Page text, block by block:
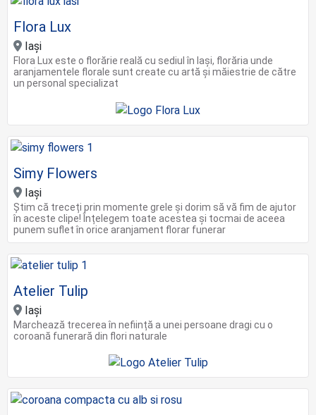
Flora Lux
Iaşi
Flora Lux este o florărie reală cu sediul în Iași, florăria unde
aranjamentele florale sunt create cu artă și măiestrie de către
un personal specializat
Simy Flowers
Iași
Știm că treceți prin momente grele și dorim să vă fim de ajutor
în aceste clipe! Înțelegem toate acestea și tocmai de aceea
punem suflet în orice aranjament florar funerar
Atelier Tulip
Iași
Marchează trecerea în neființă a unei persoane dragi cu o
coroană funerară din flori naturale